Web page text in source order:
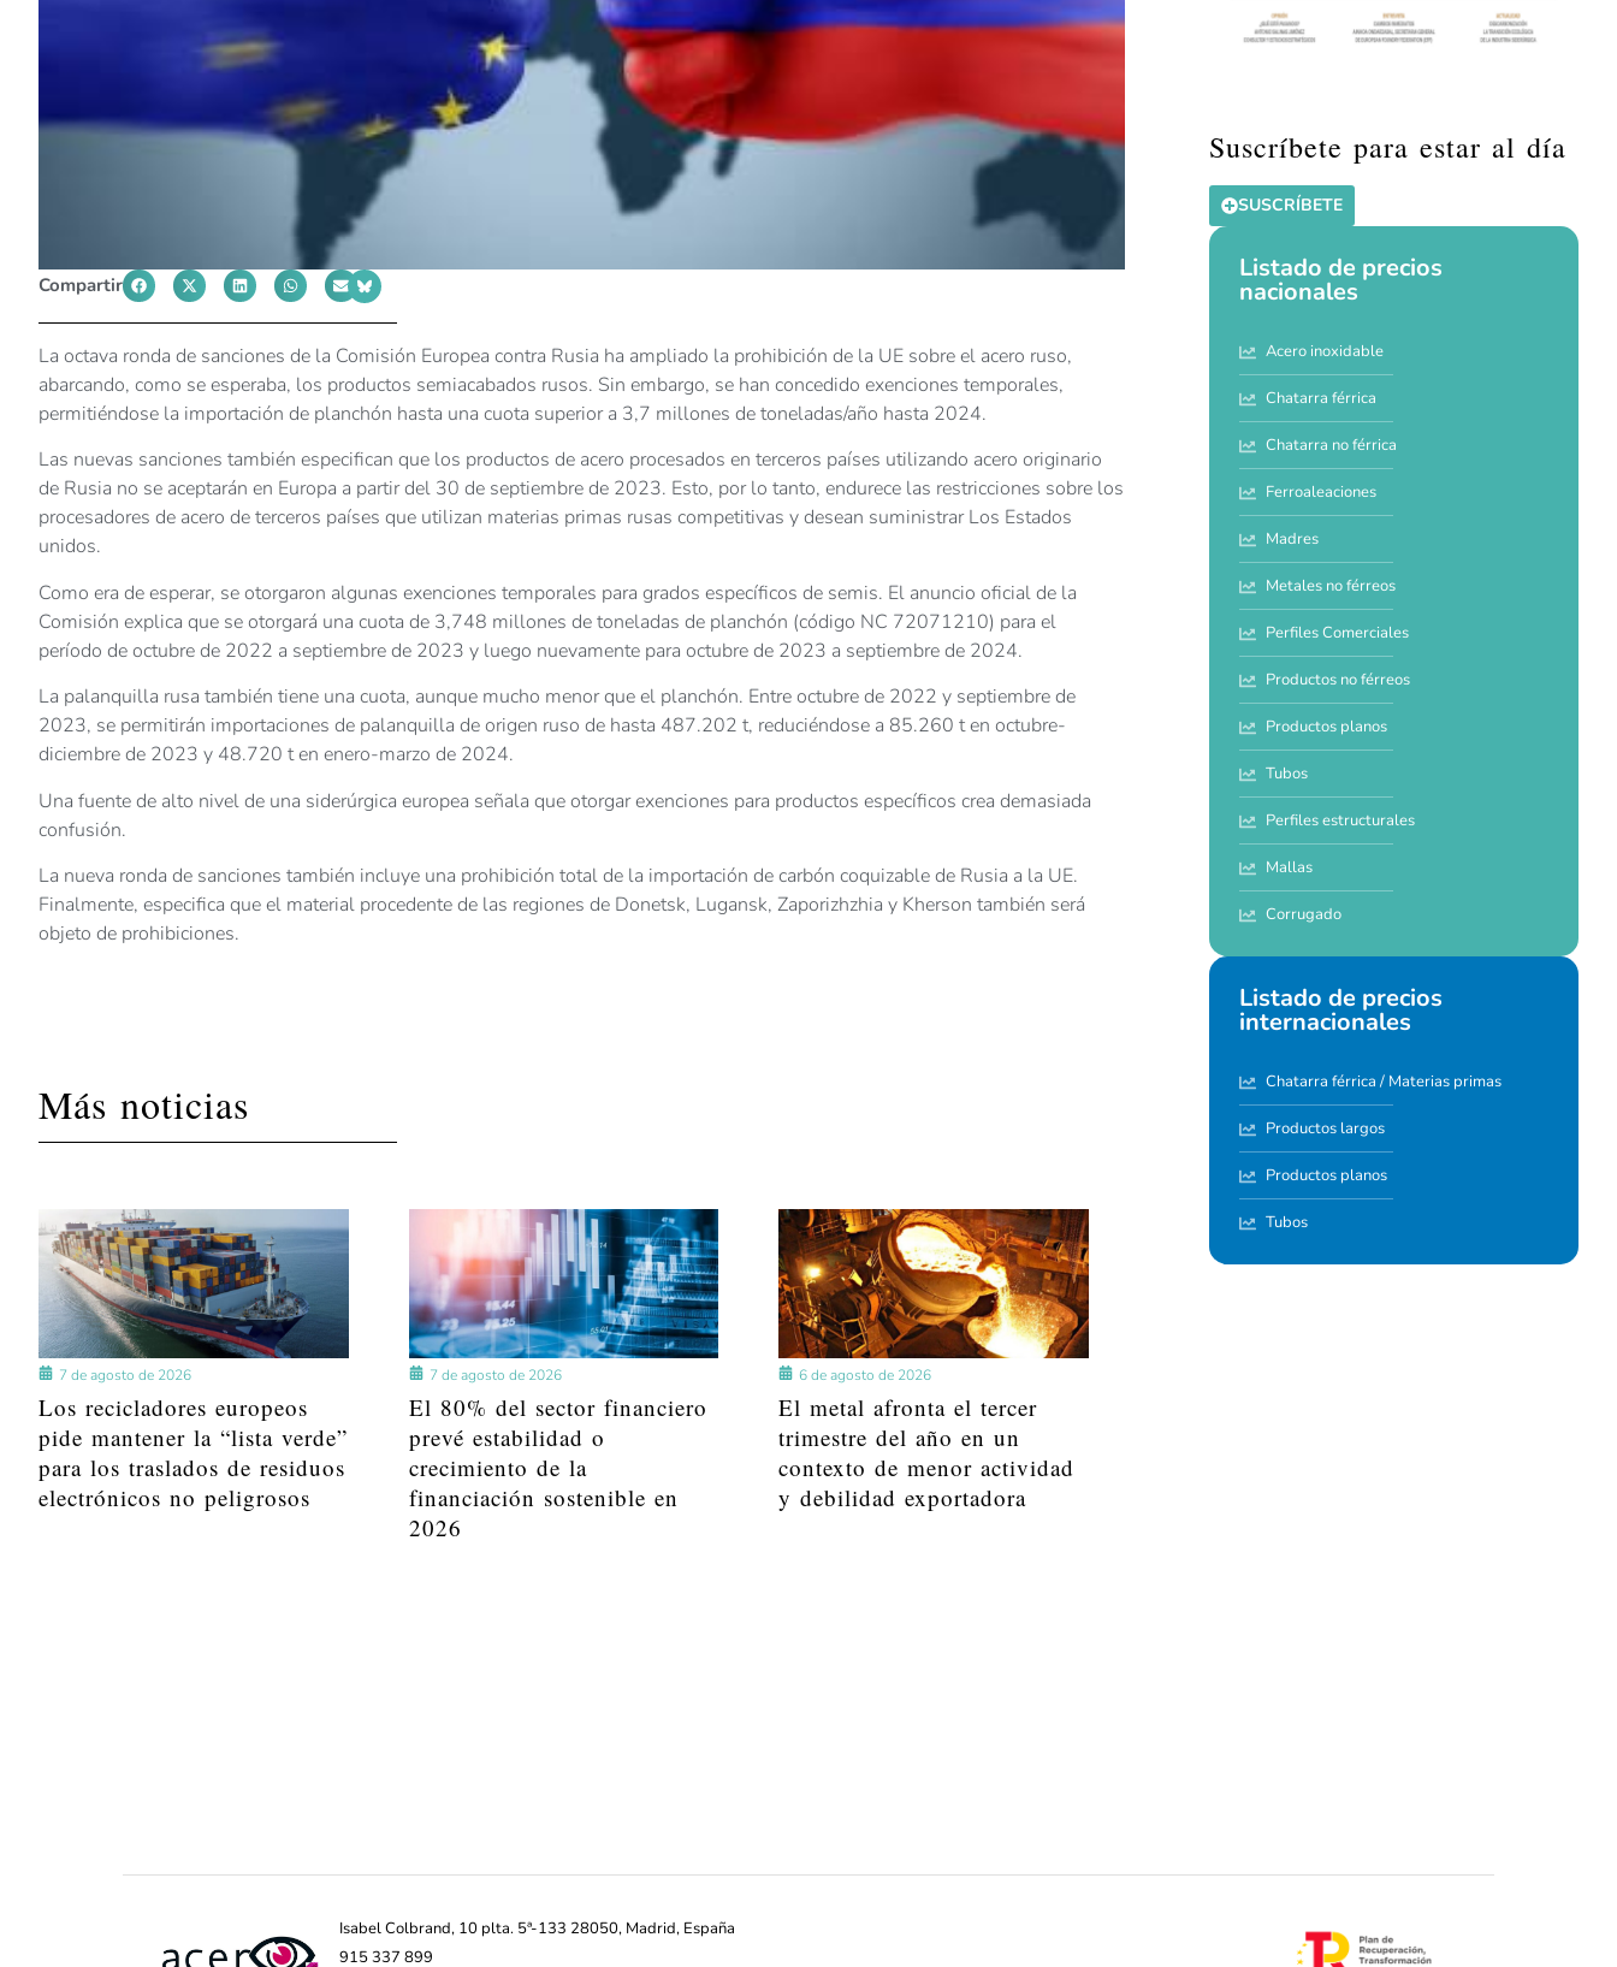
Compartir
La octava ronda de sanciones de la Comisión Europea contra Rusia ha ampliado la prohibición de la UE sobre el acero ruso,
abarcando, como se esperaba, los productos semiacabados rusos. Sin embargo, se han concedido exenciones temporales,
permitiéndose la importación de planchón hasta una cuota superior a 3,7 millones de toneladas/año hasta 2024.
Las nuevas sanciones también especifican que los productos de acero procesados ​​en terceros países utilizando acero originario
de Rusia no se aceptarán en Europa a partir del 30 de septiembre de 2023. Esto, por lo tanto, endurece las restricciones sobre los
procesadores de acero de terceros países que utilizan materias primas rusas competitivas y desean suministrar Los Estados
unidos.
Como era de esperar, se otorgaron algunas exenciones temporales para grados específicos de semis. El anuncio oficial de la
Comisión explica que se otorgará una cuota de 3,748 millones de toneladas de planchón (código NC 72071210) para el
período de octubre de 2022 a septiembre de 2023 y luego nuevamente para octubre de 2023 a septiembre de 2024.
La palanquilla rusa también tiene una cuota, aunque mucho menor que el planchón. Entre octubre de 2022 y septiembre de
2023, se permitirán importaciones de palanquilla de origen ruso de hasta 487.202 t, reduciéndose a 85.260 t en octubre-
diciembre de 2023 y 48.720 t en enero-marzo de 2024.
Una fuente de alto nivel de una siderúrgica europea señala que otorgar exenciones para productos específicos crea demasiada
confusión.
La nueva ronda de sanciones también incluye una prohibición total de la importación de carbón coquizable de Rusia a la UE.
Finalmente, especifica que el material procedente de las regiones de Donetsk, Lugansk, Zaporizhzhia y Kherson también será
objeto de prohibiciones.
Más noticias
7 de agosto de 2026
Los recicladores europeos
pide mantener la “lista verde”
para los traslados de residuos
electrónicos no peligrosos
7 de agosto de 2026
El 80% del sector financiero
prevé estabilidad o
crecimiento de la
financiación sostenible en
2026
6 de agosto de 2026
El metal afronta el tercer
trimestre del año en un
contexto de menor actividad
y debilidad exportadora
Suscríbete para estar al día
SUSCRÍBETE
Listado de precios
nacionales
Acero inoxidable
Chatarra férrica
Chatarra no férrica
Ferroaleaciones
Madres
Metales no férreos
Perfiles Comerciales
Productos no férreos
Productos planos
Tubos
Perfiles estructurales
Mallas
Corrugado
Listado de precios
internacionales
Chatarra férrica / Materias primas
Productos largos
Productos planos
Tubos
Isabel Colbrand, 10 plta. 5ª-133 28050, Madrid, España
915 337 899